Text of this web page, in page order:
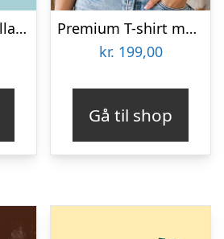
Krus med Fotocollage – 90s Design
Premium T-shirt med egen tekst – Hånd i hånd
kr. 199,00
Gå til shop